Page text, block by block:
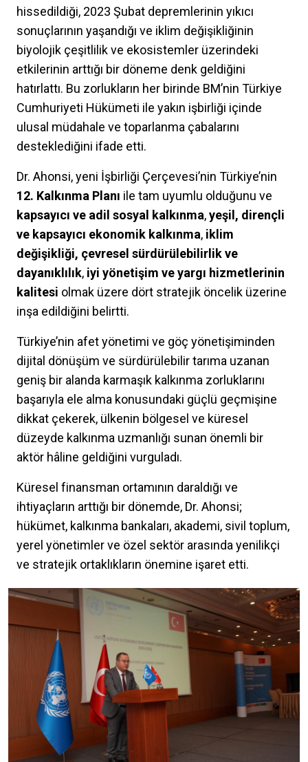
hissedildiği, 2023 Şubat depremlerinin yıkıcı
sonuçlarının yaşandığı ve iklim değişikliğinin
biyolojik çeşitlilik ve ekosistemler üzerindeki
etkilerinin arttığı bir döneme denk geldiğini
hatırlattı. Bu zorlukların her birinde BM’nin Türkiye
Cumhuriyeti Hükümeti ile yakın işbirliği içinde
ulusal müdahale ve toparlanma çabalarını
desteklediğini ifade etti.
Dr. Ahonsi, yeni İşbirliği Çerçevesi’nin Türkiye’nin
12. Kalkınma Planı ile tam uyumlu olduğunu ve
kapsayıcı ve adil sosyal kalkınma,yeşil, dirençli
ve kapsayıcı ekonomik kalkınma, iklim
değişikliği, çevresel sürdürülebilirlik ve
dayanıklılık, iyi yönetişim ve yargı hizmetlerinin
kalitesi olmak üzere dört stratejik öncelik üzerine
inşa edildiğini belirtti.
Türkiye’nin afet yönetimi ve göç yönetişiminden
dijital dönüşüm ve sürdürülebilir tarıma uzanan
geniş bir alanda karmaşık kalkınma zorluklarını
başarıyla ele alma konusundaki güçlü geçmişine
dikkat çekerek, ülkenin bölgesel ve küresel
düzeyde kalkınma uzmanlığı sunan önemli bir
aktör hâline geldiğini vurguladı.
Küresel finansman ortamının daraldığı ve
ihtiyaçların arttığı bir dönemde, Dr. Ahonsi;
hükümet, kalkınma bankaları, akademi, sivil toplum,
yerel yönetimler ve özel sektör arasında yenilikçi
ve stratejik ortaklıkların önemine işaret etti.